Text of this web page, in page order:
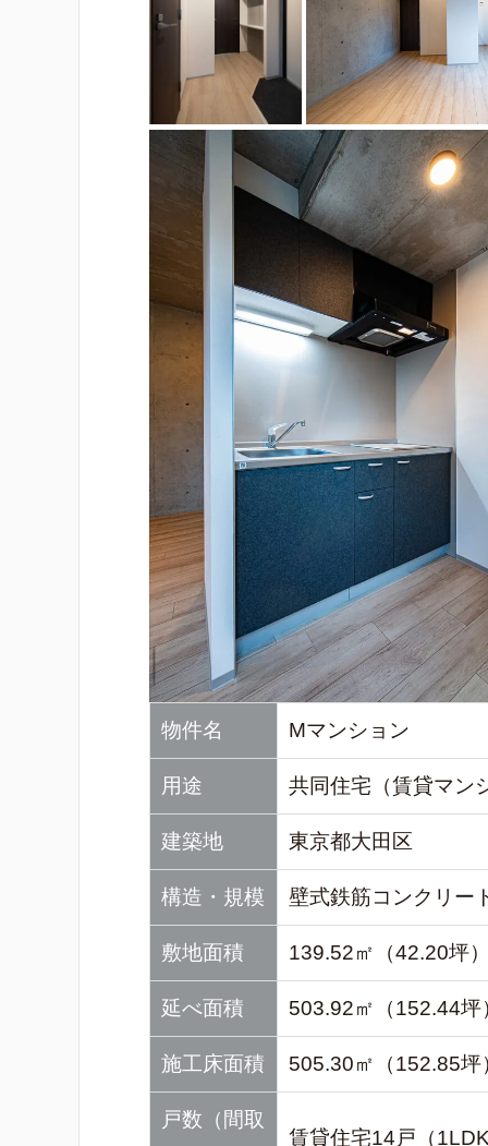
物件名 Mマンション
用途 共同住宅（賃貸マン
建築地 東京都大田区
構造・規模 壁式鉄筋コンクリー
敷地面積 139.52㎡（42.20坪
延べ面積 503.92㎡（152.44坪
施工床面積 505.30㎡（152.85坪
戸数（間取
賃貸住宅14戸（